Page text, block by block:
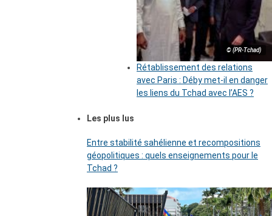
© (PR-Tchad)
Rétablissement des relations
avec Paris : Déby met-il en danger
les liens du Tchad avec l’AES ?
Les plus lus
Entre stabilité sahélienne et recompositions
géopolitiques : quels enseignements pour le
Tchad ?